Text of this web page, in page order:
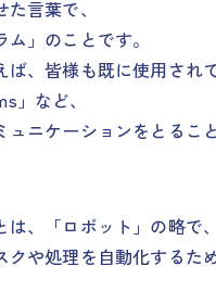
言葉で、
ム」のことです。
ば、皆様も既に使用され
」など、
ュニケーションをとるこ
、「ロボット」の略で、
クや処理を自動化するた